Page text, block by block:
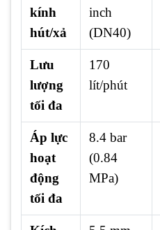
kính
hút/xả
inch
(DN40)
Lưu
lượng
tối đa
170
lít/phút
Áp lực
hoạt
động
tối đa
8.4 bar
(0.84
MPa)